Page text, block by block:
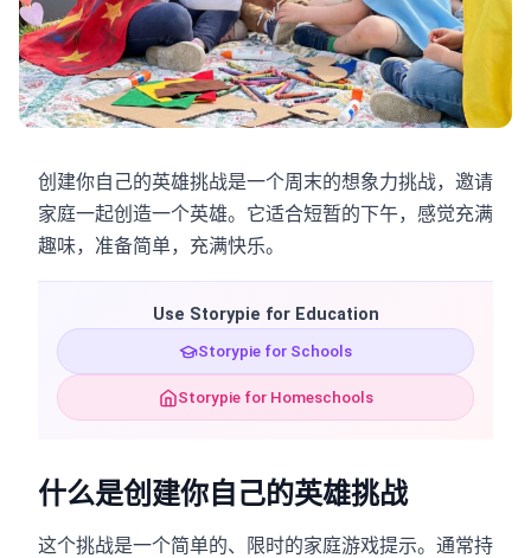
创建你自己的英雄挑战是一个周末的想象力挑战，邀请
家庭一起创造一个英雄。它适合短暂的下午，感觉充满
趣味，准备简单，充满快乐。
Use Storypie for Education
Storypie for Schools
Storypie for Homeschools
什么是创建你自己的英雄挑战
这个挑战是一个简单的、限时的家庭游戏提示。通常持